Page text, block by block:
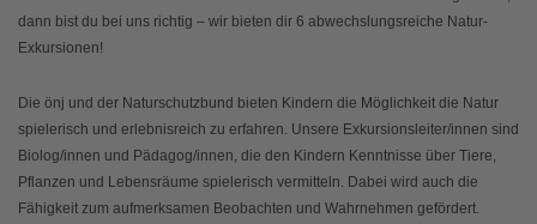
dann bist du bei uns richtig – wir bieten dir 6 abwechslungsreiche Natur-
Exkursionen!
Die önj und der Naturschutzbund bieten Kindern die Möglichkeit die Natur
spielerisch und erlebnisreich zu erfahren. Unsere Exkursionsleiter/innen sind
Biolog/innen und Pädagog/innen, die den Kindern Kenntnisse über Tiere,
Pflanzen und Lebensräume spielerisch vermitteln. Dabei wird auch die
Fähigkeit zum aufmerksamen Beobachten und Wahrnehmen gefördert.